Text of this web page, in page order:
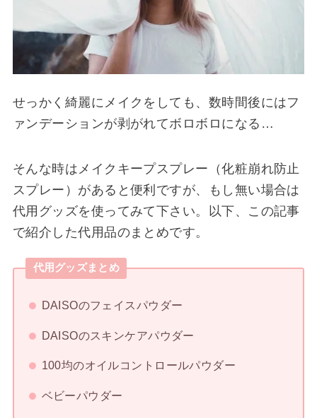
せっかく綺麗にメイクをしても、数時間後にはフ
ァンデーションが剥がれてボロボロになる…
そんな時はメイクキープスプレー（化粧崩れ防止
スプレー）があると便利ですが、もし無い場合は
代用グッズを使ってみて下さい。以下、この記事
で紹介した代用品のまとめです。
代用グッズまとめ
DAISOのフェイスパウダー
DAISOのスキンケアパウダー
100均のオイルコントロールパウダー
ベビーパウダー